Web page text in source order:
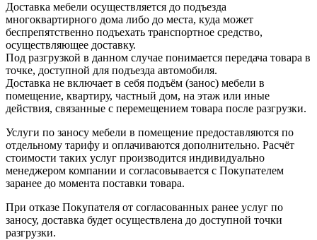
Доставка мебели осуществляется до подъезда
многоквартирного дома либо до места, куда может
беспрепятственно подъехать транспортное средство,
осуществляющее доставку.
Под разгрузкой в данном случае понимается передача товара в
точке, доступной для подъезда автомобиля.
Доставка не включает в себя подъём (занос) мебели в
помещение, квартиру, частный дом, на этаж или иные
действия, связанные с перемещением товара после разгрузки.
Услуги по заносу мебели в помещение предоставляются по
отдельному тарифу и оплачиваются дополнительно. Расчёт
стоимости таких услуг производится индивидуально
менеджером компании и согласовывается с Покупателем
заранее до момента поставки товара.
При отказе Покупателя от согласованных ранее услуг по
заносу, доставка будет осуществлена до доступной точки
разгрузки.